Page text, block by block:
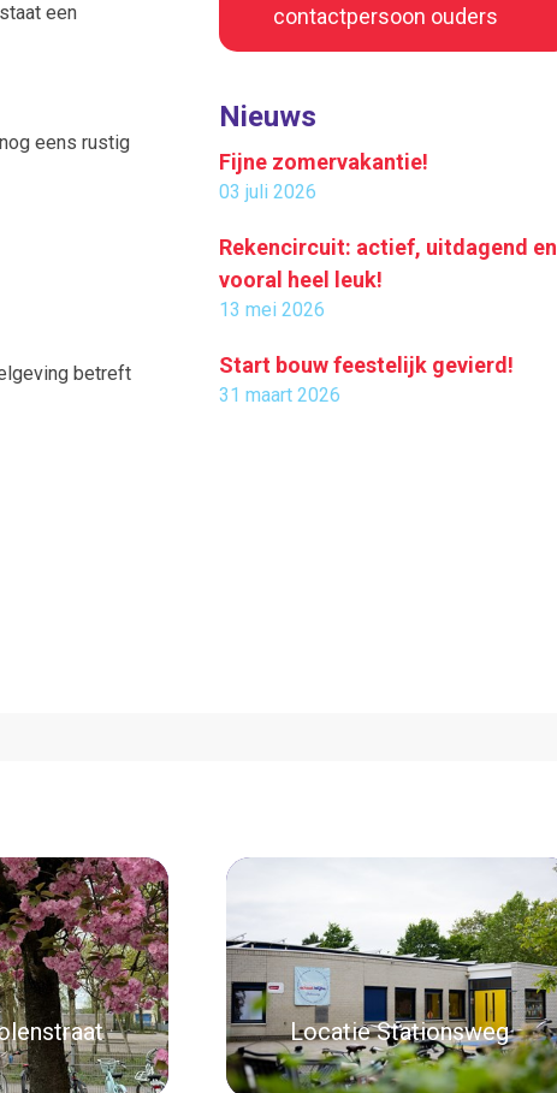
een
eens rustig
betreft
contactpersoon ouders
Nieuws
Fijne zomervakantie!
03 juli 2026
Rekencircuit: actief, uitdagend en
vooral heel leuk!
13 mei 2026
Start bouw feestelijk gevierd!
31 maart 2026
Locatie Stationsweg